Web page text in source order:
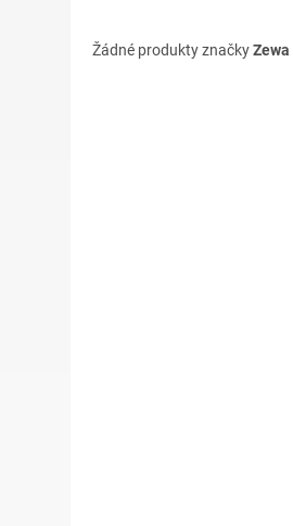
Žádné produkty značkyZewa